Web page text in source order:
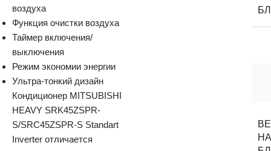
воздуха
Функция очистки воздуха
Таймер включения/
выключения
Режим экономии энергии
Ультра-тонкий дизайн
Кондиционер MITSUBISHI
HEAVY SRK45ZSPR-
S/SRC45ZSPR-S Standart
Inverter отличается